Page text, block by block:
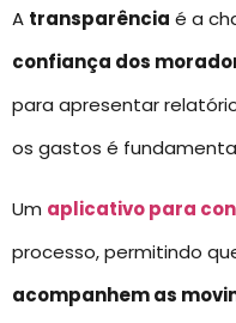
A transparência é a
confiança dos
para apresentar
os gastos é
Um aplicativo para
processo, permitindo
acompanhem as